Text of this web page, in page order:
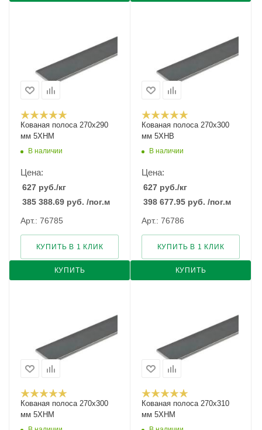
Кованая полоса 270x290
мм 5ХНМ
В наличии
Цена:
627 руб./кг
385 388.69 руб. /пог.м
Арт.: 76785
КУПИТЬ
КУПИТЬ В 1 КЛИК
Кованая полоса 270x300
мм 5ХНВ
В наличии
Цена:
627 руб./кг
398 677.95 руб. /пог.м
Арт.: 76786
КУПИТЬ
КУПИТЬ В 1 КЛИК
Кованая полоса 270x300
мм 5ХНМ
Кованая полоса 270x310
мм 5ХНМ